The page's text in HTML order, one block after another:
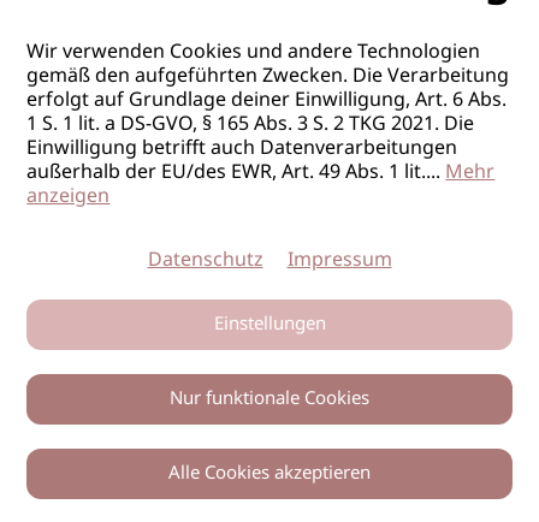
0
Wir verwenden Cookies und andere Technologien
gemäß den aufgeführten Zwecken. Die Verarbeitung
erfolgt auf Grundlage deiner Einwilligung, Art. 6 Abs.
1 S. 1 lit. a DS-GVO, § 165 Abs. 3 S. 2 TKG 2021. Die
Einwilligung betrifft auch Datenverarbeitungen
außerhalb der EU/des EWR, Art. 49 Abs. 1 lit....Mehr
anzeigen
Datenschutz Impressum
Einstellungen
Nur funktionale Cookies
Alle Cookies akzeptieren